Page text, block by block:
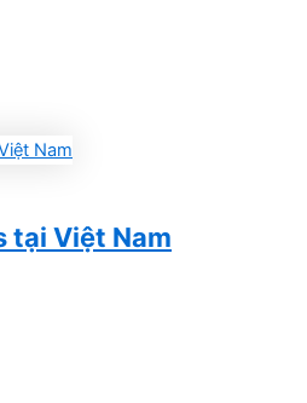
tại Việt Nam